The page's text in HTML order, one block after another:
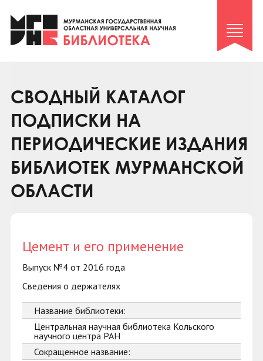
Клуб «Гиря и сельдерей»
Клуб «Семейный архив»
Коллегам
Контакты
СВОДНЫЙ КАТАЛОГ
ПОДПИСКИ НА
ПЕРИОДИЧЕСКИЕ ИЗДАНИЯ
БИБЛИОТЕК МУРМАНСКОЙ
ОБЛАСТИ
Цемент и его применение
Выпуск №4 от 2016 года
Сведения о держателях
Название библиотеки:
Центральная научная библиотека Кольского
научного центра РАН
Сокращенное название: